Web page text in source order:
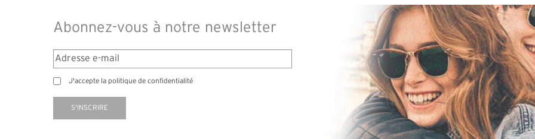
Abonnez-vous à notre newsletter
J'accepte la politique de confidentialité
S'INSCRIRE